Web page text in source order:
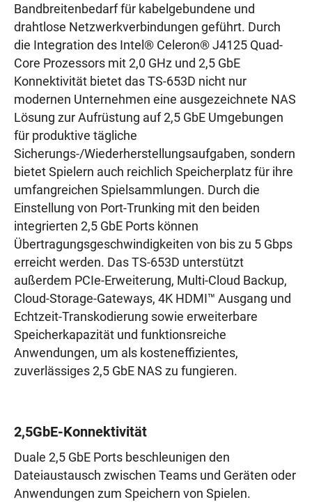
Bandbreitenbedarf für kabelgebundene und
drahtlose Netzwerkverbindungen geführt. Durch
die Integration des Intel® Celeron® J4125 Quad-
Core Prozessors mit 2,0 GHz und 2,5 GbE
Konnektivität bietet das TS-653D nicht nur
modernen Unternehmen eine ausgezeichnete NAS
Lösung zur Aufrüstung auf 2,5 GbE Umgebungen
für produktive tägliche
Sicherungs-/Wiederherstellungsaufgaben, sondern
bietet Spielern auch reichlich Speicherplatz für ihre
umfangreichen Spielsammlungen. Durch die
Einstellung von Port-Trunking mit den beiden
integrierten 2,5 GbE Ports können
Übertragungsgeschwindigkeiten von bis zu 5 Gbps
erreicht werden. Das TS-653D unterstützt
außerdem PCIe-Erweiterung, Multi-Cloud Backup,
Cloud-Storage-Gateways, 4K HDMI™ Ausgang und
Echtzeit-Transkodierung sowie erweiterbare
Speicherkapazität und funktionsreiche
Anwendungen, um als kosteneffizientes,
zuverlässiges 2,5 GbE NAS zu fungieren.
2,5GbE-Konnektivität
Duale 2,5 GbE Ports beschleunigen den
Dateiaustausch zwischen Teams und Geräten oder
Anwendungen zum Speichern von Spielen.